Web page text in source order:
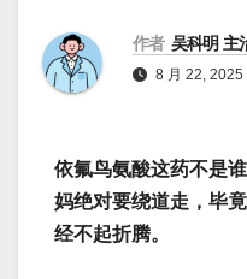
作者 吴科明 主
8 月 22, 2025
依氟鸟氨酸这药不是
妈绝对要绕道走，毕
经不起折腾。